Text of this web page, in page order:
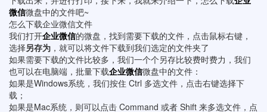
微信微盘中的文件吧~
怎么下载企业微信文件
我们打开企业微信的微盘，找到需要下载的文件，点击鼠标右键，
选择另存为 ，就可以将文件下载到我们选定的文件夹了
如果需要下载的文件比较多，我们一个个另存比较费时费力，我们
也可以在电脑端，批量下载企业微信微盘中的文件：
如果是Windows系统，我们按住 Ctrl 多选文件，点击右键选择下
载；
如果是Mac系统，则可以点击 Command 或者 Shift 来多选文件，点